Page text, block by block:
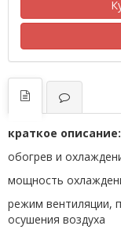
краткое описание:
обогрев и
мощность
режим вентиляции,
осушения воздуха